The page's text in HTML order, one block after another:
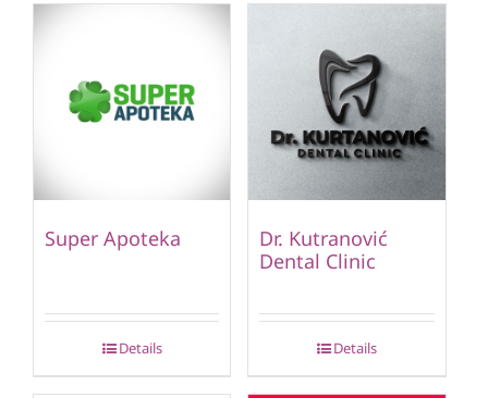
Super Apoteka
Details
Dr. Kutranović
Dental Clinic
Details